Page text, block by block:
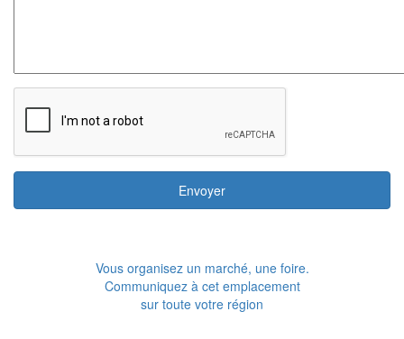
Envoyer
Vous organisez un marché, une foire.
Communiquez à cet emplacement
sur toute votre région